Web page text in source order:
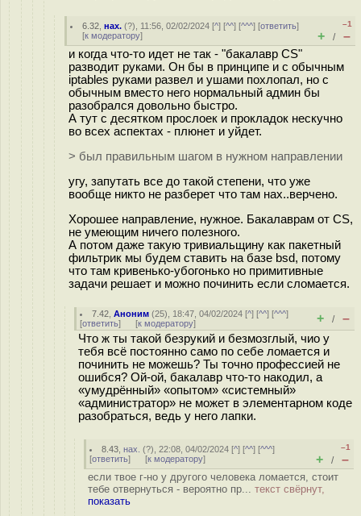
6.32 ,нах. (?), 11:56, 02/02/2024 [^] [^^] [^^^] [ответить]
[к модератору]
–1
+ / –
и когда что-то идет не так - "бакалавр CS"
разводит руками. Он бы в принципе и с обычным
iptables руками развел и ушами похлопал, но с
обычным вместо него нормальный админ бы
разобрался довольно быстро.
А тут с десятком прослоек и прокладок нескучно
во всех аспектах - плюнет и уйдет.
> был правильным шагом в нужном направлении
угу, запутать все до такой степени, что уже
вообще никто не разберет что там нах..верчено.
Хорошее направление, нужное. Бакалаврам от CS,
не умеющим ничего полезного.
А потом даже такую тривиальщину как пакетный
фильтрик мы будем ставить на базе bsd, потому
что там кривенько-убогонько но примитивные
задачи решает и можно починить если сломается.
7.42 ,Аноним (25), 18:47, 04/02/2024 [^] [^^] [^^^]
[ответить] [к модератору] + / –
Что ж ты такой безрукий и безмозглый, чио у
тебя всё постоянно само по себе ломается и
починить не можешь? Ты точно профессией не
ошибся? Ой-ой, бакалавр что-то накодил, а
«умудрённый» «опытом» «системный»
«администратор» не может в элементарном коде
разобраться, ведь у него лапки.
8.43 ,нах. (?), 22:08, 04/02/2024 [^] [^^] [^^^]
[ответить] [к модератору]
–1
+ / –
если твое г-но у другого человека ломается, стоит
тебе отвернуться - вероятно пр... текст свёрнут,
показать